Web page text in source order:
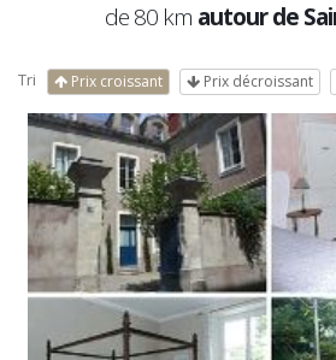
de 80 km autour de
Tri Prix croissant Prix décroissant